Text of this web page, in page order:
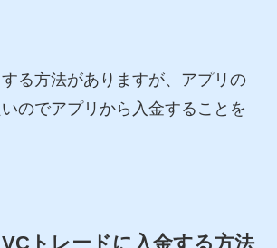
る方法がありますが、アプリの
のでアプリから入金することを